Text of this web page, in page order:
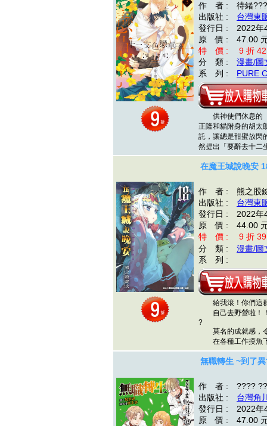
作 者 : 待緒???
出版社 : 台灣東
發行日 : 2022年
原 價 : 47.00
特 價 : 9 折
分 類 : 漫畫/圖
系 列 : PURE
供神使們休息的「
正隆和貓附身的胡太
託，讓總是甜蜜放閃
然提出「要辭去十
在魔王城說晚安
作 者 : 熊之股
出版社 : 台灣東
發行日 : 2022年
原 價 : 44.00
特 價 : 9 折
分 類 : 漫畫/圖
系 列 :
給我滾！你們這
自己去野營啦！
?
莫名的成就感，令
在各種工作摸魚
無職轉生 ~到了
作 者 : ???? ??,
出版社 : 台灣角
發行日 : 2022年
原 價 : 47.00